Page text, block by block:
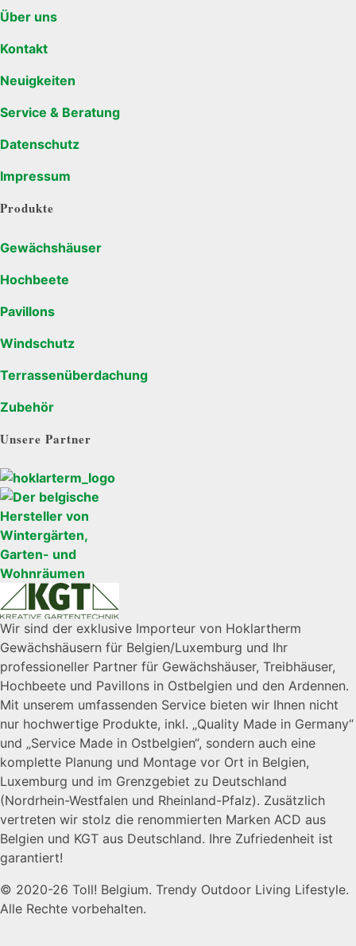
Über uns
Kontakt
Neuigkeiten
Service & Beratung
Datenschutz
Impressum
Produkte
Gewächshäuser
Hochbeete
Pavillons
Windschutz
Terrassenüberdachung
Zubehör
Unsere Partner
Wir sind der exklusive Importeur von Hoklartherm
Gewächshäusern für Belgien/Luxemburg und Ihr
professioneller Partner für Gewächshäuser, Treibhäuser,
Hochbeete und Pavillons in Ostbelgien und den Ardennen.
Mit unserem umfassenden Service bieten wir Ihnen nicht
nur hochwertige Produkte, inkl. „Quality Made in Germany“
und „Service Made in Ostbelgien“, sondern auch eine
komplette Planung und Montage vor Ort in Belgien,
Luxemburg und im Grenzgebiet zu Deutschland
(Nordrhein-Westfalen und Rheinland-Pfalz). Zusätzlich
vertreten wir stolz die renommierten Marken ACD aus
Belgien und KGT aus Deutschland. Ihre Zufriedenheit ist
garantiert!
© 2020-26 Toll! Belgium. Trendy Outdoor Living Lifestyle.
Alle Rechte vorbehalten.